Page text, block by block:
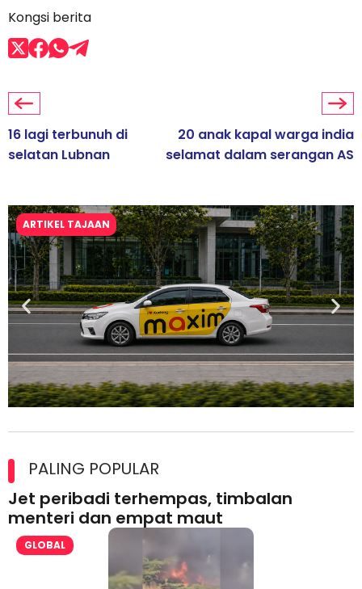
Kongsi berita
16 lagi terbunuh di
selatan Lubnan
20 anak kapal warga india
selamat dalam serangan AS
ARTIKEL TAJAAN
lesen separuh pertama 2026
PALING POPULAR
Jet peribadi terhempas, timbalan
menteri dan empat maut
GLOBAL